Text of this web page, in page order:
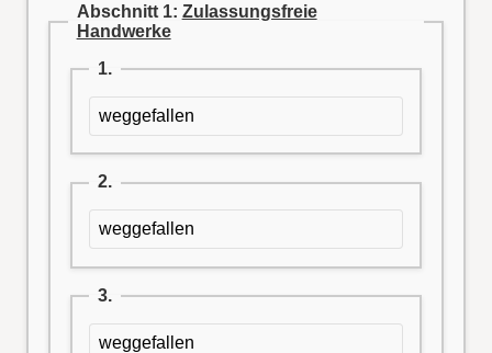
Abschnitt 1: Zulassungsfreie
Handwerke
1.
weggefallen
2.
weggefallen
3.
weggefallen